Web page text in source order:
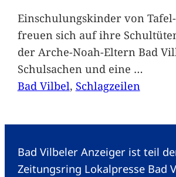
Einschulungskinder von
freuen sich auf ihre
der Arche-Noah-Eltern Bad
Schulsachen und eine …
Bad Vilbel, Schlagzeilen
Bad Vilbeler Anzeiger ist teil
Zeitungsring Lokalpresse Bad